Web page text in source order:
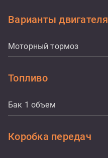
Варианты двигателя
Моторный тормоз
Топливо
Бак 1 объем
Коробка передач